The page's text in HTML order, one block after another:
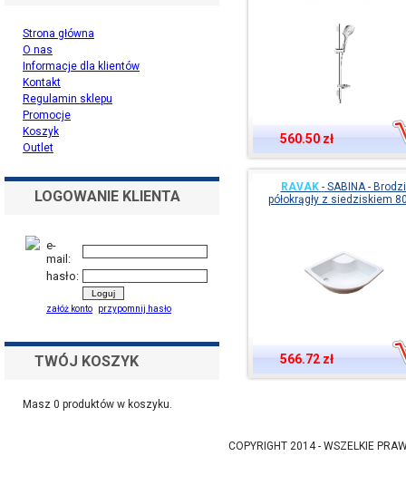
Strona główna
O nas
Informacje dla klientów
Kontakt
Regulamin sklepu
Promocje
Koszyk
Outlet
LOGOWANIE KLIENTA
e-
mail:
hasło:
załóż konto przypomnij hasło
TWÓJ KOSZYK
Masz 0 produktów w koszyku.
560.50 zł
RAVAK -SABINA -
półokrągły z siedziskiem
566.72 zł
COPYRIGHT 2014 - WSZELKIE